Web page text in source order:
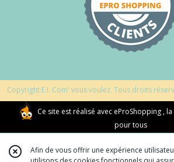
Copyright E.I. Com' vous voulez. Tous droits
Ce site est réalisé avec eProShopping,
pour tous
Afin de vous offrir une expérience